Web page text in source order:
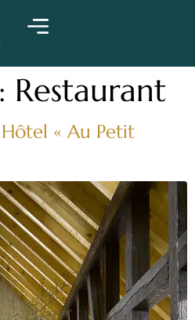
Restaurant
« Au Petit